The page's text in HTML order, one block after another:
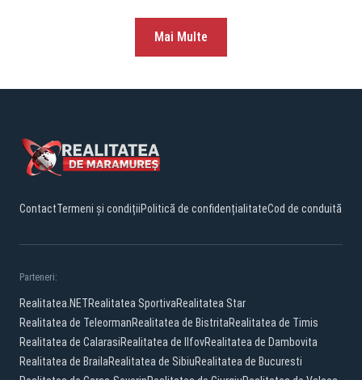
Mai Multe
ContactTermeni și condițiiPolitică de confidențialitateCod de conduită
Parteneri:
Realitatea.NETRealitatea SportivaRealitatea Star
Realitatea de TeleormanRealitatea de BistritaRealitatea de Timis
Realitatea de CalarasiRealitatea de IlfovRealitatea de Dambovita
Realitatea de BrailaRealitatea de SibiuRealitatea de Bucuresti